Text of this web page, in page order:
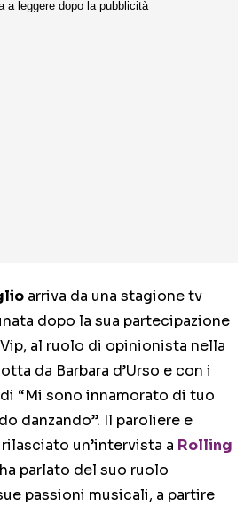
arriva da una stagione tv
dopo la sua partecipazione
al ruolo di opinionista nella
da Barbara d’Urso e con i
“Mi sono innamorato di tuo
danzando”. Il paroliere e
un’intervista a Rolling
parlato del suo ruolo
passioni musicali, a partire